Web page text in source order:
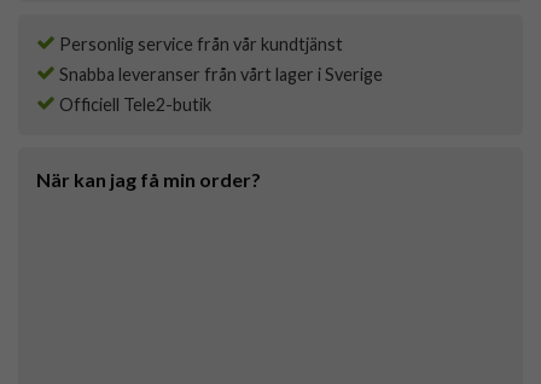
Personlig service från vår kundtjänst
Snabba leveranser från vårt lager i Sverige
Officiell Tele2-butik
När kan jag få min order?